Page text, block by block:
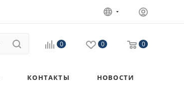
0 0 0
КОНТАКТЫ НОВОСТИ